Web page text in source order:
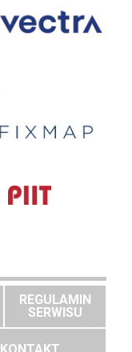
REGULAMIN
SERWISU